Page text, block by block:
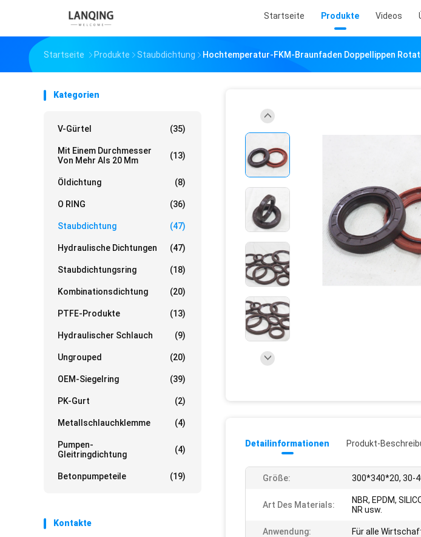
Startseite Produkte Videos
Startseite Produkte Staubdichtung Hochtemperatur-FKM-Braunfaden Doppellippen
Kategorien
V-Gürtel (35)
Mit Einem Durchmesser
Von Mehr Als 20 Mm
(13)
Öldichtung (8)
O RING (36)
Staubdichtung (47)
Hydraulische Dichtungen (47)
Staubdichtungsring (18)
Kombinationsdichtung (20)
PTFE-Produkte (13)
Hydraulischer Schlauch (9)
Ungrouped (20)
OEM-Siegelring (39)
PK-Gurt (2)
Metallschlauchklemme (4)
Pumpen-
Gleitringdichtung
(4)
Betonpumpeteile (19)
Kontakte
Detailinformationen Produkt-
Größe: 300*340*20, 30-
Art Des Materials:
NBR, EPDM,
NR usw.
Anwendung: Für alle